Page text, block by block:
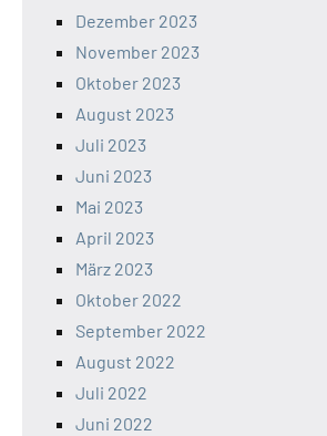
Dezember 2023
November 2023
Oktober 2023
August 2023
Juli 2023
Juni 2023
Mai 2023
April 2023
März 2023
Oktober 2022
September 2022
August 2022
Juli 2022
Juni 2022